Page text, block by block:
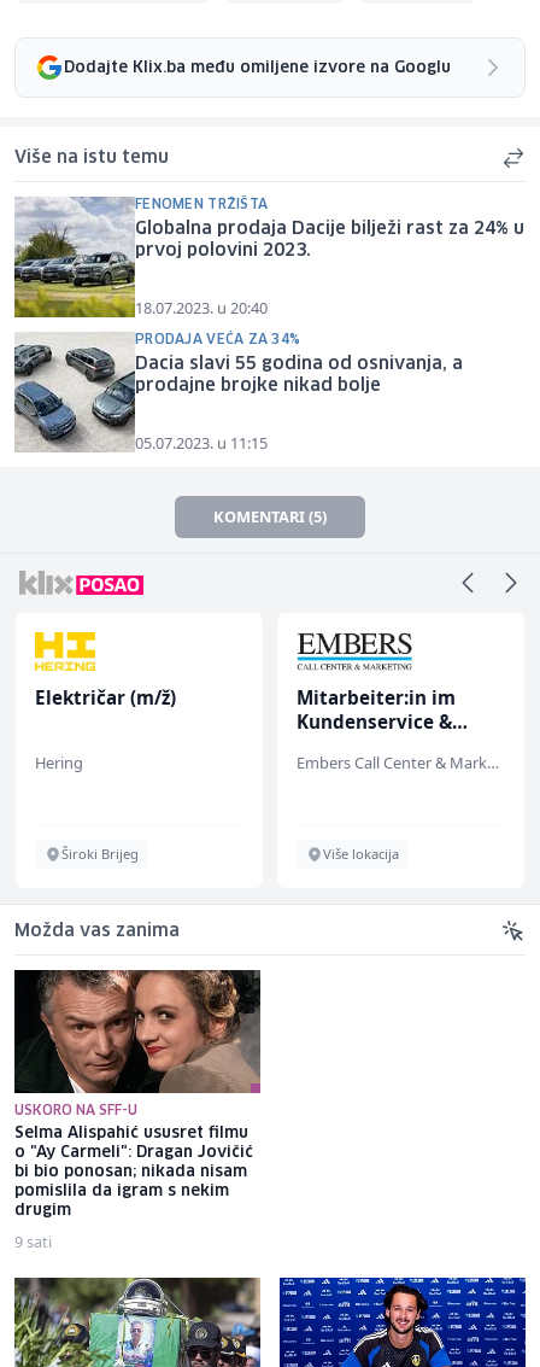
Dodajte Klix.ba među omiljene izvore na Googlu
Više na istu temu
FENOMEN TRŽIŠTA
Globalna prodaja Dacije bilježi rast za 24% u
prvoj polovini 2023.
18.07.2023. u 20:40
PRODAJA VEĆA ZA 34%
Dacia slavi 55 godina od osnivanja, a
prodajne brojke nikad bolje
05.07.2023. u 11:15
KOMENTARI (5)
Električar (m/ž)
Hering
Široki Brijeg
Mitarbeiter:in im
Kundenservice &
Embers Call Center & Marketing
Više lokacija
Možda vas zanima
USKORO NA SFF-U
Selma Alispahić ususret filmu
o "Ay Carmeli": Dragan Jovičić
bi bio ponosan; nikada nisam
pomislila da igram s nekim
drugim
9 sati